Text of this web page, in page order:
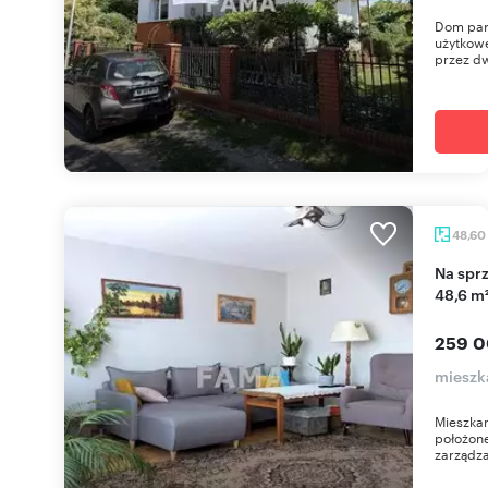
Dom
przez
48,60
Na sprzedaż przestronne 2-pokojowe mieszkanie
48,6
259